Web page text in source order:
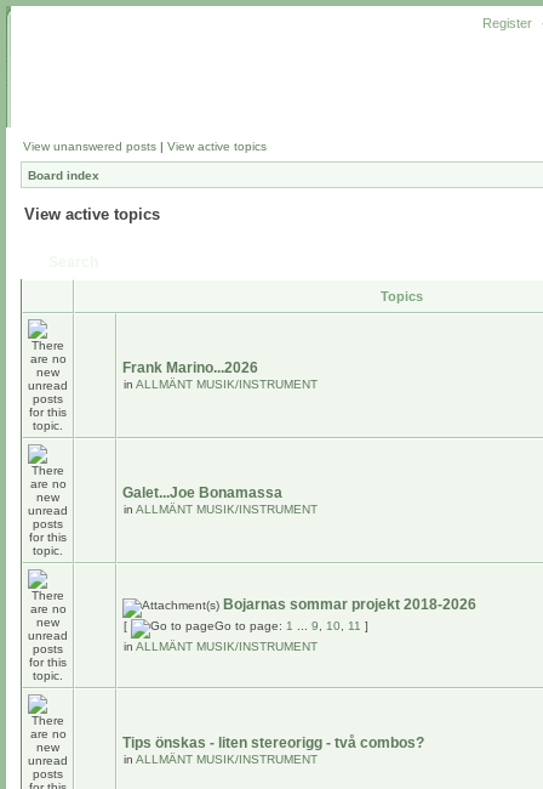
Register
View unanswered posts | View active topics
Board index
View active topics
Topics
Frank Marino...2026
in ALLMÄNT MUSIK/INSTRUMENT
Galet...Joe Bonamassa
in ALLMÄNT MUSIK/INSTRUMENT
Bojarnas sommar projekt 2018-2026
[ Go to page: 1 9 10 11 ]
in ALLMÄNT MUSIK/INSTRUMENT
Tips önskas - liten stereorigg - två combos?
in ALLMÄNT MUSIK/INSTRUMENT